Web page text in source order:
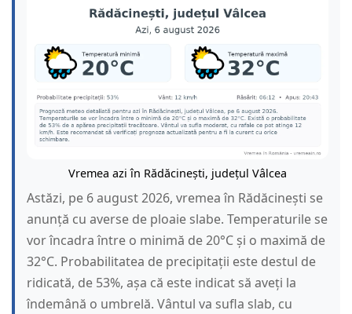
Vremea azi în Rădăcinești, județul Vâlcea
Astăzi, pe 6 august 2026, vremea în Rădăcinești se
anunță cu averse de ploaie slabe. Temperaturile se
vor încadra între o minimă de 20°C și o maximă de
32°C. Probabilitatea de precipitații este destul de
ridicată, de 53%, așa că este indicat să aveți la
îndemână o umbrelă. Vântul va sufla slab, cu